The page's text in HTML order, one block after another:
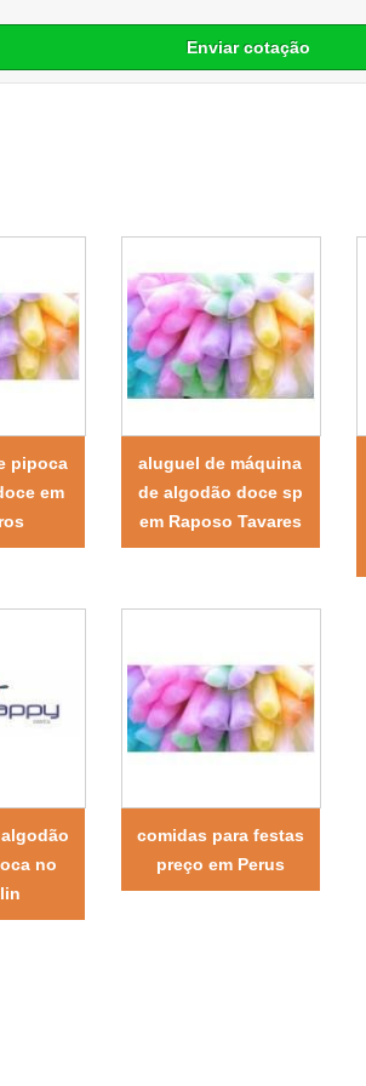
Enviar cotação
pipoca
em
aluguel de máquina
de algodão doce sp
em Raposo Tavares
no
comidas para festas
preço em Perus